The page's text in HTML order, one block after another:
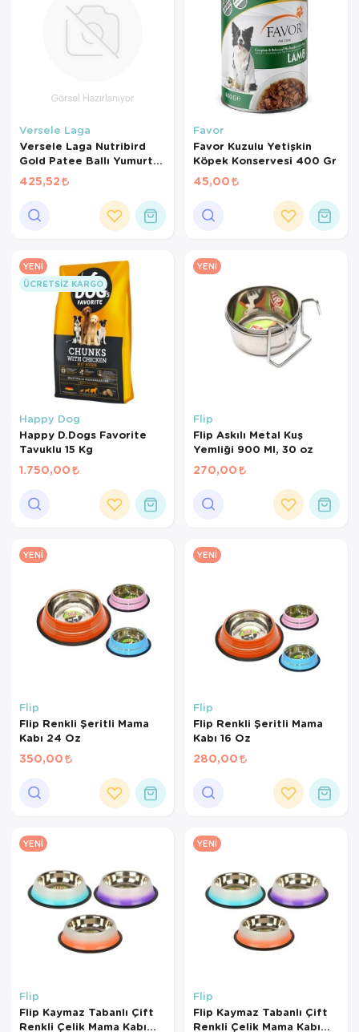
Versele Laga
Versele Laga Nutribird
Gold Patee Ballı Yumurtalı
Kanarya Maması (1 KG
BÖLÜNMÜŞ)
425,52
Favor
Favor Kuzulu Yetişkin
Köpek Konservesi 400 Gr
45,00
YENI
ÜCRETSIZ KARGO
Happy Dog
Happy D.Dogs Favorite
Tavuklu 15 Kg
1.750,00
YENI
Flip
Flip Askılı Metal Kuş
Yemliği 900 Ml, 30 oz
270,00
YENI
Flip
Flip Renkli Şeritli Mama
Kabı 24 Oz
350,00
YENI
Flip
Flip Renkli Şeritli Mama
Kabı 16 Oz
280,00
YENI
Flip
Flip Kaymaz Tabanlı Çift
Renkli Çelik Mama Kabı
YENI
Flip
Flip Kaymaz Tabanlı Çift
Renkli Çelik Mama Kabı